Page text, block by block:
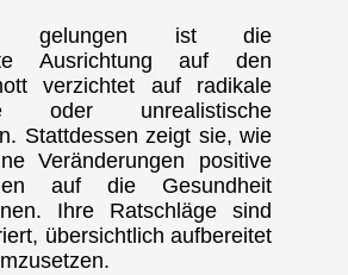
gelungen ist die
Ausrichtung auf den
verzichtet auf radikale
oder unrealistische
Stattdessen zeigt sie, wie
Veränderungen positive
auf die Gesundheit
Ihre Ratschläge sind
übersichtlich aufbereitet